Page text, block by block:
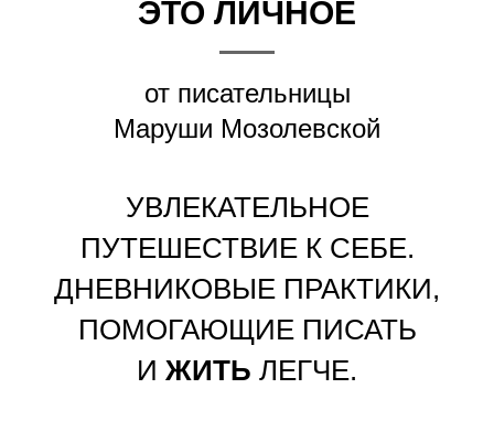
ЭТО ЛИЧНОЕ
от писательницы
Маруши Мозолевской
УВЛЕКАТЕЛЬНОЕ
ПУТЕШЕСТВИЕ К СЕБЕ.
ДНЕВНИКОВЫЕ ПРАКТИКИ,
ПОМОГАЮЩИЕ ПИСАТЬ
И ЖИТЬ ЛЕГЧЕ.